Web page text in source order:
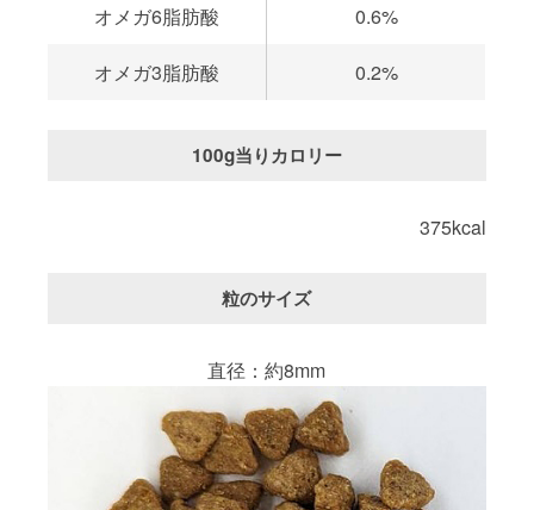
オメガ6脂肪酸 0.6%
オメガ3脂肪酸 0.2%
100g当りカロリー
375kcal
粒のサイズ
直径：約8mm